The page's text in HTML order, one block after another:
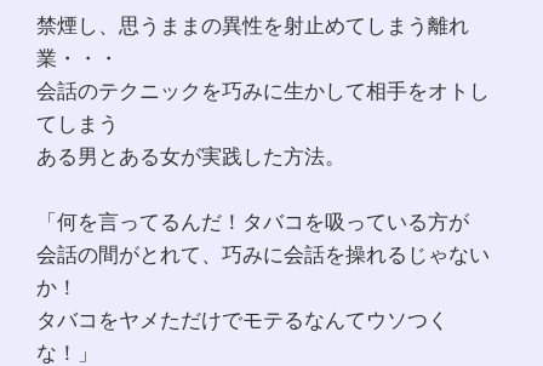
禁煙し、思うままの異性を射止めてしまう離れ
業・・・
会話のテクニックを巧みに生かして相手をオトし
てしまう
ある男とある女が実践した方法。
「何を言ってるんだ！タバコを吸っている方が
会話の間がとれて、巧みに会話を操れるじゃない
か！
タバコをヤメただけでモテるなんてウソつく
な！」